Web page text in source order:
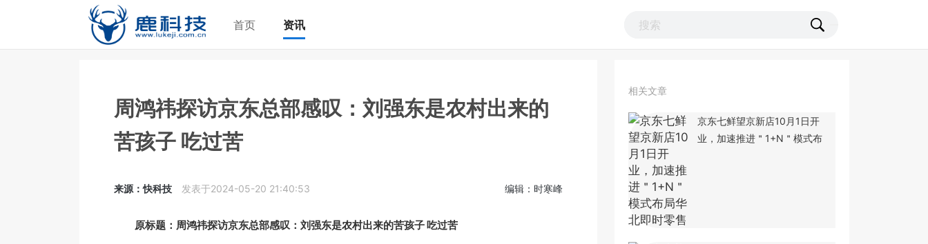
首页 资讯
周鸿祎探访京东总部感叹：刘强东是农村出来的
苦孩子 吃过苦
来源：快科技 发表于2024-05-20 21:40:53 编辑：时寒峰
原标题：周鸿祎探访京东总部感叹：刘强东是农村出来的苦孩子 吃过苦
相关文章
京东七鲜望京新店10月1日开
业，加速推进＂1+N＂模式布